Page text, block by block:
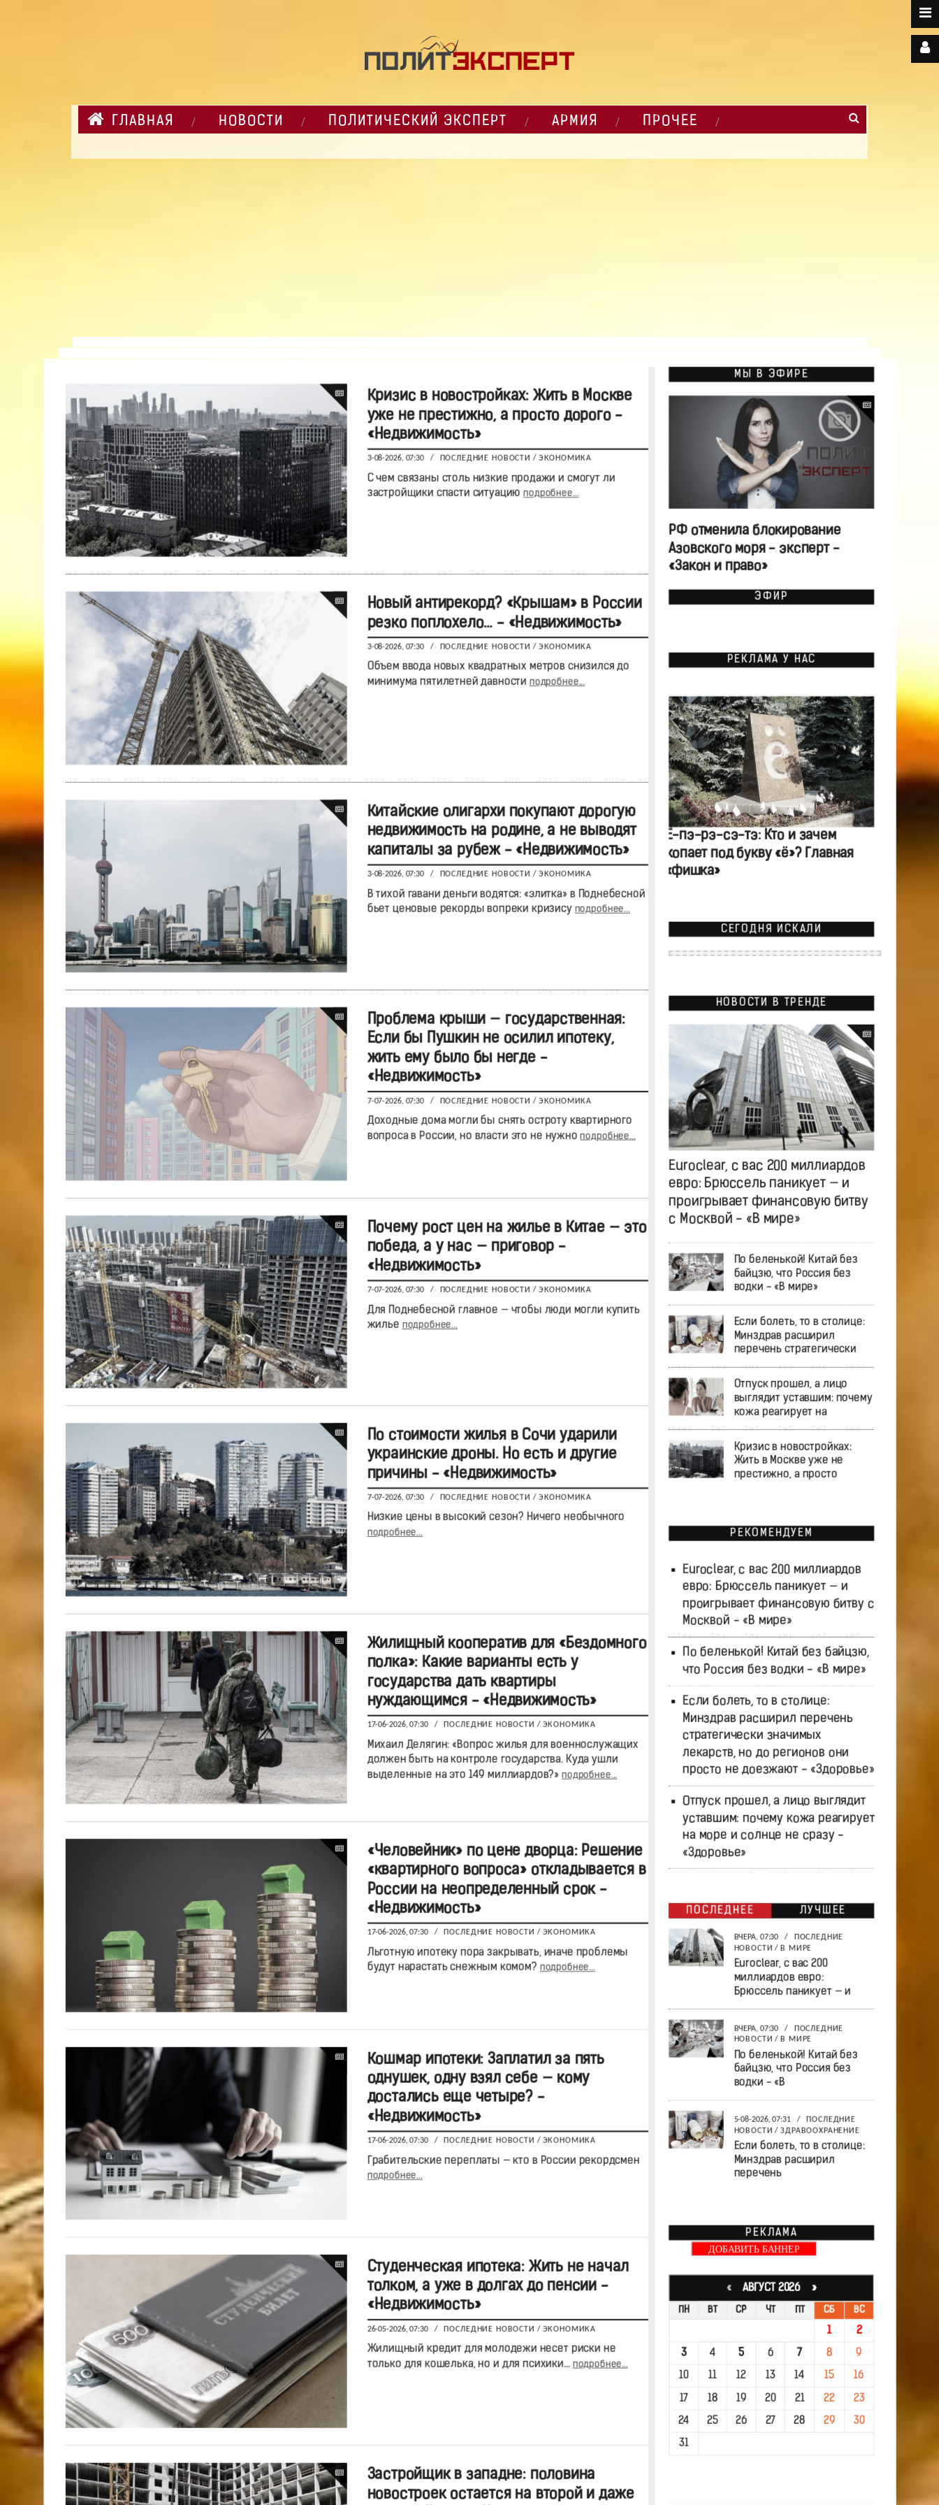
ГЛАВНАЯ НОВОСТИ ПОЛИТИЧЕСКИЙ ЭКСПЕРТ АРМИЯ ПРОЧЕЕ
Кризис в новостройках: Жить в Москве
уже не престижно, а просто дорого -
«Недвижимость»
3-08-2026, 07:30 / ПОСЛЕДНИЕ НОВОСТИ / ЭКОНОМИКА
С чем связаны столь низкие продажи и смогут ли
застройщики спасти ситуацию подробнее...
Новый антирекорд? «Крышам» в России
резко поплохело… - «Недвижимость»
3-08-2026, 07:30 / ПОСЛЕДНИЕ НОВОСТИ / ЭКОНОМИКА
Объем ввода новых квадратных метров снизился до
минимума пятилетней давности подробнее...
Китайские олигархи покупают дорогую
недвижимость на родине, а не выводят
капиталы за рубеж - «Недвижимость»
3-08-2026, 07:30 / ПОСЛЕДНИЕ НОВОСТИ / ЭКОНОМИКА
В тихой гавани деньги водятся: «элитка» в Поднебесной
бьет ценовые рекорды вопреки кризису подробнее...
Проблема крыши — государственная:
Если бы Пушкин не осилил ипотеку,
жить ему было бы негде -
«Недвижимость»
7-07-2026, 07:30 / ПОСЛЕДНИЕ НОВОСТИ / ЭКОНОМИКА
Доходные дома могли бы снять остроту квартирного
вопроса в России, но власти это не нужно подробнее...
Почему рост цен на жилье в Китае — это
победа, а у нас — приговор -
«Недвижимость»
7-07-2026, 07:30 / ПОСЛЕДНИЕ НОВОСТИ / ЭКОНОМИКА
Для Поднебесной главное — чтобы люди могли купить
жилье подробнее...
По стоимости жилья в Сочи ударили
украинские дроны. Но есть и другие
причины - «Недвижимость»
7-07-2026, 07:30 / ПОСЛЕДНИЕ НОВОСТИ / ЭКОНОМИКА
Низкие цены в высокий сезон? Ничего необычного
подробнее...
Жилищный кооператив для «Бездомного
полка»: Какие варианты есть у
государства дать квартиры
нуждающимся - «Недвижимость»
17-06-2026, 07:30 / ПОСЛЕДНИЕ НОВОСТИ / ЭКОНОМИКА
Михаил Делягин: «Вопрос жилья для военнослужащих
должен быть на контроле государства. Куда ушли
выделенные на это 149 миллиардов?» подробнее...
«Человейник» по цене дворца: Решение
«квартирного вопроса» откладывается в
России на неопределенный срок -
«Недвижимость»
17-06-2026, 07:30 / ПОСЛЕДНИЕ НОВОСТИ / ЭКОНОМИКА
Льготную ипотеку пора закрывать, иначе проблемы
будут нарастать снежным комом? подробнее...
Кошмар ипотеки: Заплатил за пять
однушек, одну взял себе — кому
достались еще четыре? -
«Недвижимость»
17-06-2026, 07:30 / ПОСЛЕДНИЕ НОВОСТИ / ЭКОНОМИКА
Грабительские переплаты — кто в России рекордсмен
подробнее...
Студенческая ипотека: Жить не начал
толком, а уже в долгах до пенсии -
«Недвижимость»
26-05-2026, 07:30 / ПОСЛЕДНИЕ НОВОСТИ / ЭКОНОМИКА
Жилищный кредит для молодежи несет риски не
только для кошелька, но и для психики… подробнее...
Застройщик в западне: половина
новостроек остается на второй и даже
МЫ В ЭФИРЕ
РФ отменила блокирование
Азовского моря - эксперт -
«Закон и право»
ЭФИР
РЕКЛАМА У НАС
Ё-пэ-рэ-сэ-тэ: Кто и зачем
копает под букву «ё»? Главная
«фишка»
СЕГОДНЯ ИСКАЛИ
НОВОСТИ В ТРЕНДЕ
Euroclear, с вас 200 миллиардов
евро: Брюссель паникует — и
проигрывает финансовую битву
с Москвой - «В мире»
По беленькой! Китай без
байцзю, что Россия без
водки - «В мире»
Если болеть, то в столице:
Минздрав расширил
перечень стратегически
Отпуск прошел, а лицо
выглядит уставшим: почему
кожа реагирует на
Кризис в новостройках:
Жить в Москве уже не
престижно, а просто
РЕКОМЕНДУЕМ
Euroclear, с вас 200 миллиардов
евро: Брюссель паникует — и
проигрывает финансовую битву с
Москвой - «В мире»
По беленькой! Китай без байцзю,
что Россия без водки - «В мире»
Если болеть, то в столице:
Минздрав расширил перечень
стратегически значимых
лекарств, но до регионов они
просто не доезжают - «Здоровье»
Отпуск прошел, а лицо выглядит
уставшим: почему кожа реагирует
на море и солнце не сразу -
«Здоровье»
ПОСЛЕДНЕЕ ЛУЧШЕЕ
ВЧЕРА, 07:30 / ПОСЛЕДНИЕ
НОВОСТИ / В МИРЕ
Euroclear, с вас 200
миллиардов евро:
Брюссель паникует — и
ВЧЕРА, 07:30 /
ПОСЛЕДНИЕ
НОВОСТИ / В МИРЕ
По беленькой! Китай без
байцзю, что Россия без
водки - «В
5-08-2026, 07:31 /
ПОСЛЕДНИЕ
НОВОСТИ / ЗДРАВООХРАНЕНИЕ
Если болеть, то в столице:
Минздрав расширил
перечень
РЕКЛАМА
ДОБАВИТЬ БАННЕР
«АВГУСТ 2026 »
ПН ВТ СР ЧТ ПТ СБ ВС
1 2
3 4 5 6 7 8 9
10 11 12 13 14 15 16
17 18 19 20 21 22 23
24 25 26 27 28 29 30
31